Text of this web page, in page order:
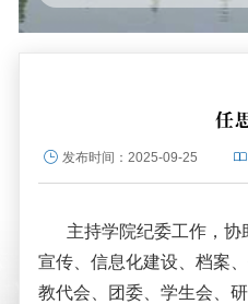
任
发布时间： 2025-09-25
主持学院纪委工作，协
宣传、信息化建设、档案、
教代会
团委、学生会 、